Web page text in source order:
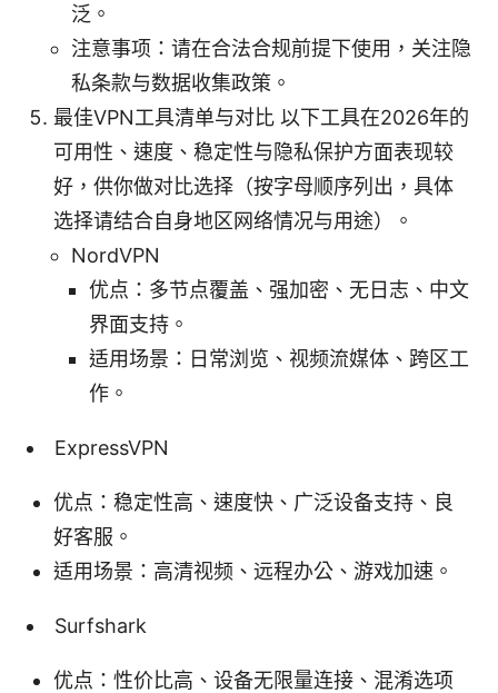
泛。
注意事项：请在合法合规前提下使用，关注隐
私条款与数据收集政策。
最佳VPN工具清单与对比 以下工具在2026年的
可用性、速度、稳定性与隐私保护方面表现较
好，供你做对比选择（按字母顺序列出，具体
选择请结合自身地区网络情况与用途）。
NordVPN
优点：多节点覆盖、强加密、无日志、中文
界面支持。
适用场景：日常浏览、视频流媒体、跨区工
作。
ExpressVPN
优点：稳定性高、速度快、广泛设备支持、良
好客服。
适用场景：高清视频、远程办公、游戏加速。
Surfshark
优点：性价比高、设备无限量连接、混淆选项